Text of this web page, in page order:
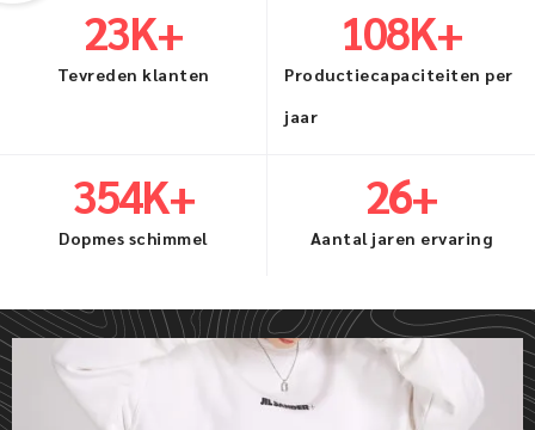
Tevreden klanten
26K+
Productiecapaciteiten per
jaar
122K+
Dopmes schimmel
400K+
Aantal jaren ervaring
30+